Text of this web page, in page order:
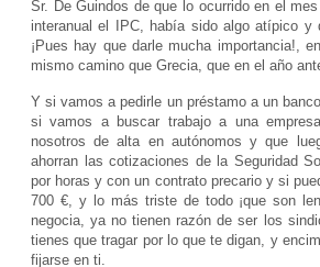
Sr. De Guindos de que lo ocurrido en el
interanual el IPC, había sido algo atípico y
¡Pues hay que darle mucha importancia!,
mismo camino que Grecia, que en el año
Y si vamos a pedirle un préstamo a un
si vamos a buscar trabajo a una
nosotros de alta en autónomos y que
ahorran las cotizaciones de la Seguridad
por horas y con un contrato precario y si
700 €, y lo más triste de todo ¡que son
negocia, ya no tienen razón de ser los
tienes que tragar por lo que te digan, y
fijarse en ti.